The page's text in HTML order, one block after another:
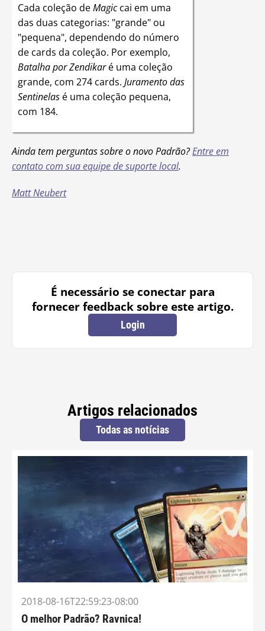
Cada coleção deMagiccai em uma
das duas categorias: "grande" ou
"pequena", dependendo do número
de cards da coleção. Por exemplo,
Batalha por Zendikaré uma coleção
grande, com 274 cards. Juramento das
Sentinelas é uma coleção pequena,
com 184.
Ainda tem perguntas sobre o novo Padrão?Entre em
contato com sua equipe de suporte local.
Matt Neubert
É necessário se conectar para
fornecer feedback sobre este artigo.
Login
Artigos relacionados
Todas as notícias
2018-08-16T22:59:23-08:00
O melhor Padrão? Ravnica!